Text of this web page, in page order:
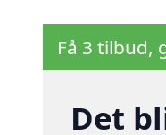
Få 3 tilbud,
Det